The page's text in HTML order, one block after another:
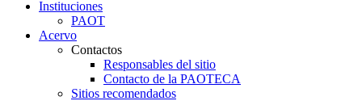
Instituciones
PAOT
Acervo
Contactos
Responsables del sitio
Contacto de la PAOTECA
Sitios recomendados